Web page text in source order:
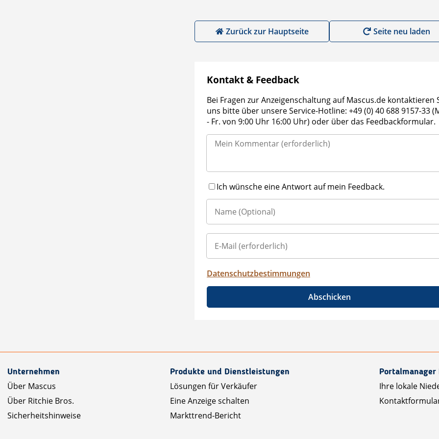
Zurück zur Hauptseite Seite neu laden
Kontakt & Feedback
Bei Fragen zur Anzeigenschaltung auf Mascus.de kontaktieren
uns bitte über unsere Service-Hotline: +49 (0) 40 688 9157-33
- Fr. von 9:00 Uhr 16:00 Uhr) oder über das Feedbackformular.
Ich wünsche eine Antwort auf mein Feedback.
Datenschutzbestimmungen
Abschicken
Unternehmen
Über Mascus
Über Ritchie Bros.
Sicherheitshinweise
Produkte und Dienstleistungen
Lösungen für Verkäufer
Eine Anzeige schalten
Markttrend-Bericht
Portalmanager
Ihre lokale